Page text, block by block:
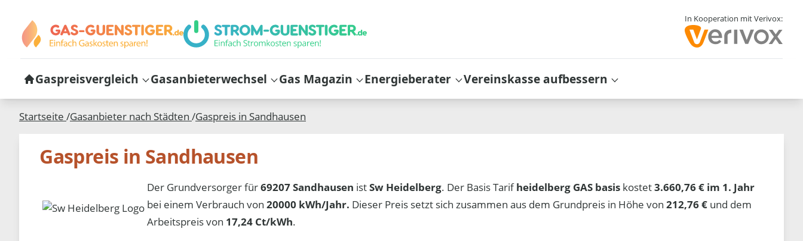
In Kooperation mit Verivox:
Gaspreisvergleich Gasanbieterwechsel Gas Magazin Energieberater Vereinskasse aufbessern
Startseite /Gasanbieter nach Städten /Gaspreis in Sandhausen
Gaspreis in Sandhausen
Der Grundversorger für69207 Sandhausen istSw Heidelberg. Der Basis Tarifheidelberg GAS basis kostet3.660,76 € im 1. Jahr
bei einem Verbrauch von20000 kWh/Jahr. Dieser Preis setzt sich zusammen aus dem Grundpreis in Höhe von212,76 € und dem
Arbeitspreis von 17,24 Ct/kWh.